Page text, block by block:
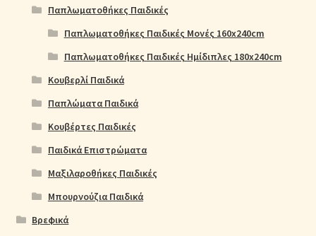
Παπλωματοθήκες Παιδικές
Παπλωματοθήκες Παιδικές Μονές 160x240cm
Παπλωματοθήκες Παιδικές Ημίδιπλες 180x240cm
Κουβερλί Παιδικά
Παπλώματα Παιδικά
Κουβέρτες Παιδικές
Παιδικά Επιστρώματα
Μαξιλαροθήκες Παιδικές
Μπουρνούζια Παιδικά
Βρεφικά